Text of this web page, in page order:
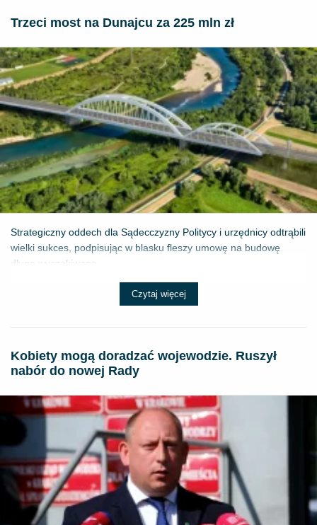
Trzeci most na Dunajcu za 225 mln zł
Strategiczny oddech dla Sądecczyzny Politycy i urzędnicy odtrąbili
wielki sukces, podpisując w blasku fleszy umowę na budowę
długo wyczekiwane...
Czytaj więcej
Kobiety mogą doradzać wojewodzie. Ruszył
nabór do nowej Rady